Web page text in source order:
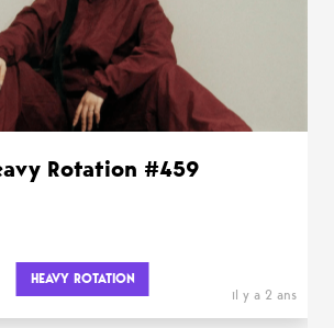
Rotation #459
HEAVY ROTATION
il y a 2 ans